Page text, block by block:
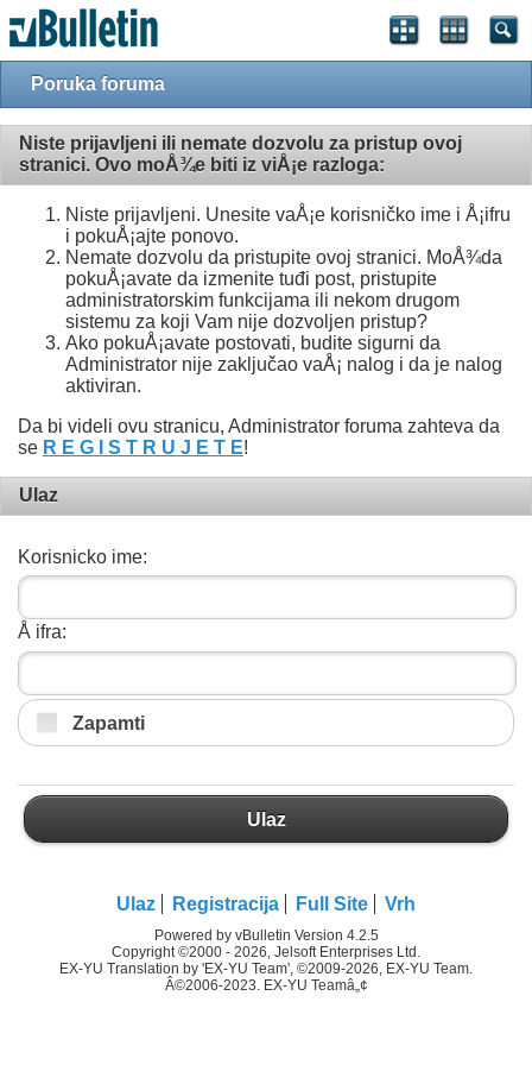
Poruka foruma
Niste prijavljeni ili nemate dozvolu za pristup ovoj
stranici. Ovo moÅ¾e biti iz viÅ¡e razloga:
Niste prijavljeni. Unesite vaÅ¡e korisničko ime i Å¡ifru
i pokuÅ¡ajte ponovo.
Nemate dozvolu da pristupite ovoj stranici. MoÅ¾da
pokuÅ¡avate da izmenite tuđi post, pristupite
administratorskim funkcijama ili nekom drugom
sistemu za koji Vam nije dozvoljen pristup?
Ako pokuÅ¡avate postovati, budite sigurni da
Administrator nije zaključao vaÅ¡ nalog i da je nalog
aktiviran.
Da bi videli ovu stranicu, Administrator foruma zahteva da
se R E G I S T R U J E T E!
Ulaz
Korisnicko ime:
Å ifra:
Zapamti
Ulaz
Ulaz Registracija Full Site Vrh
Powered by vBulletin Version 4.2.5
Copyright ©2000 - 2026, Jelsoft Enterprises Ltd.
EX-YU Translation by 'EX-YU Team', ©2009-2026, EX-YU Team.
Â©2006-2023. EX-YU Teamâ„¢